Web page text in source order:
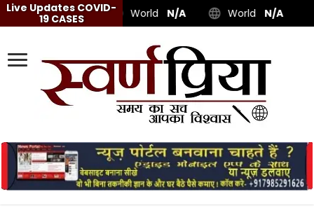
Live Updates COVID-
19 CASES
World N/A World N/A